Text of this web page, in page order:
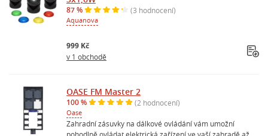
87 % (3 hodnocení)
Aquanova
999 Kč
v 1 obchodě
OASE FM Master 2
100 % (2 hodnocení)
Oase
Zahradní zásuvky na dálkové ovládání vám umožní
pohodlně ovládat elektrická zařízení ve vaší zahradě až